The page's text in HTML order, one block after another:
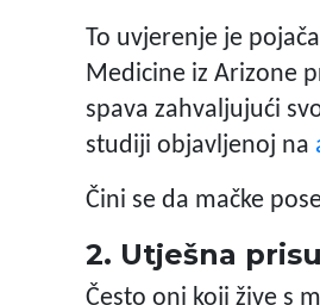
To uvjerenje je
Medicine iz Arizone
spava zahvaljujući
studiji objavljenoj na
Čini se da mačke
2. Utješna
Često oni koji žive s